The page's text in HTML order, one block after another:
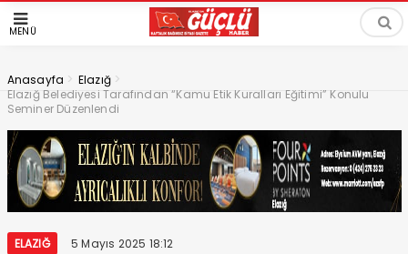
MENÜ
Anasayfa > Elazığ >
Elazığ Belediyesi Tarafından “Kamu Etik Kuralları Eğitimi” Konulu
Seminer Düzenlendi
ELAZIĞ 5 Mayıs 2025 18:12